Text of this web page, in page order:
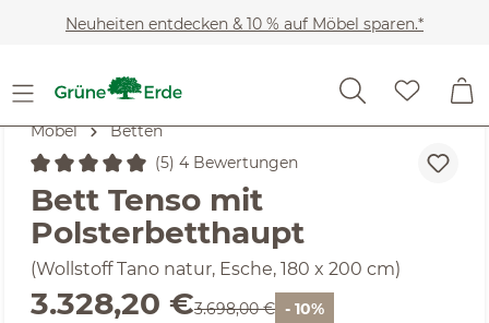
Zum Hauptinhalt springen
Neuheiten entdecken & 10 % auf Möbel sparen.*
Möbel Betten
Durchschnittliche Bewertung von 5 von 5 Sternen
(5) 4 Bewertungen
Bett Tenso mit
Polsterbetthaupt
(Wollstoff Tano natur, Esche, 180 x 200 cm)
Verkaufspreis:
3.328,20 €Regulärer Preis:
3.698,00 € - 10%